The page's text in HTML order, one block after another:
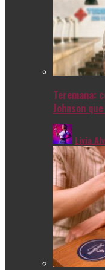
Teremana:
Johnson
Livia